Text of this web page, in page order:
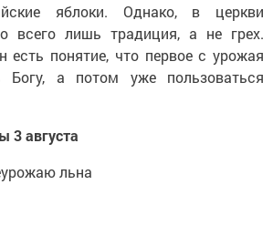
яблоки. Однако, в церкви
всего лишь традиция, а не грех.
есть понятие, что первое с урожая
Богу, а потом уже пользоваться
3 августа
льна